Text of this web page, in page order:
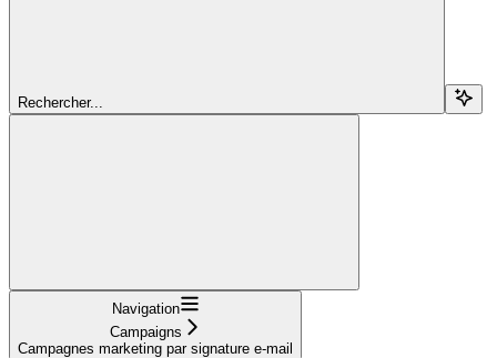
Rechercher...
Navigation
Campaigns
Campagnes marketing par signature e-mail